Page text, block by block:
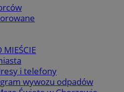
MIEŚCIE
i telefony
wywozu odpadów